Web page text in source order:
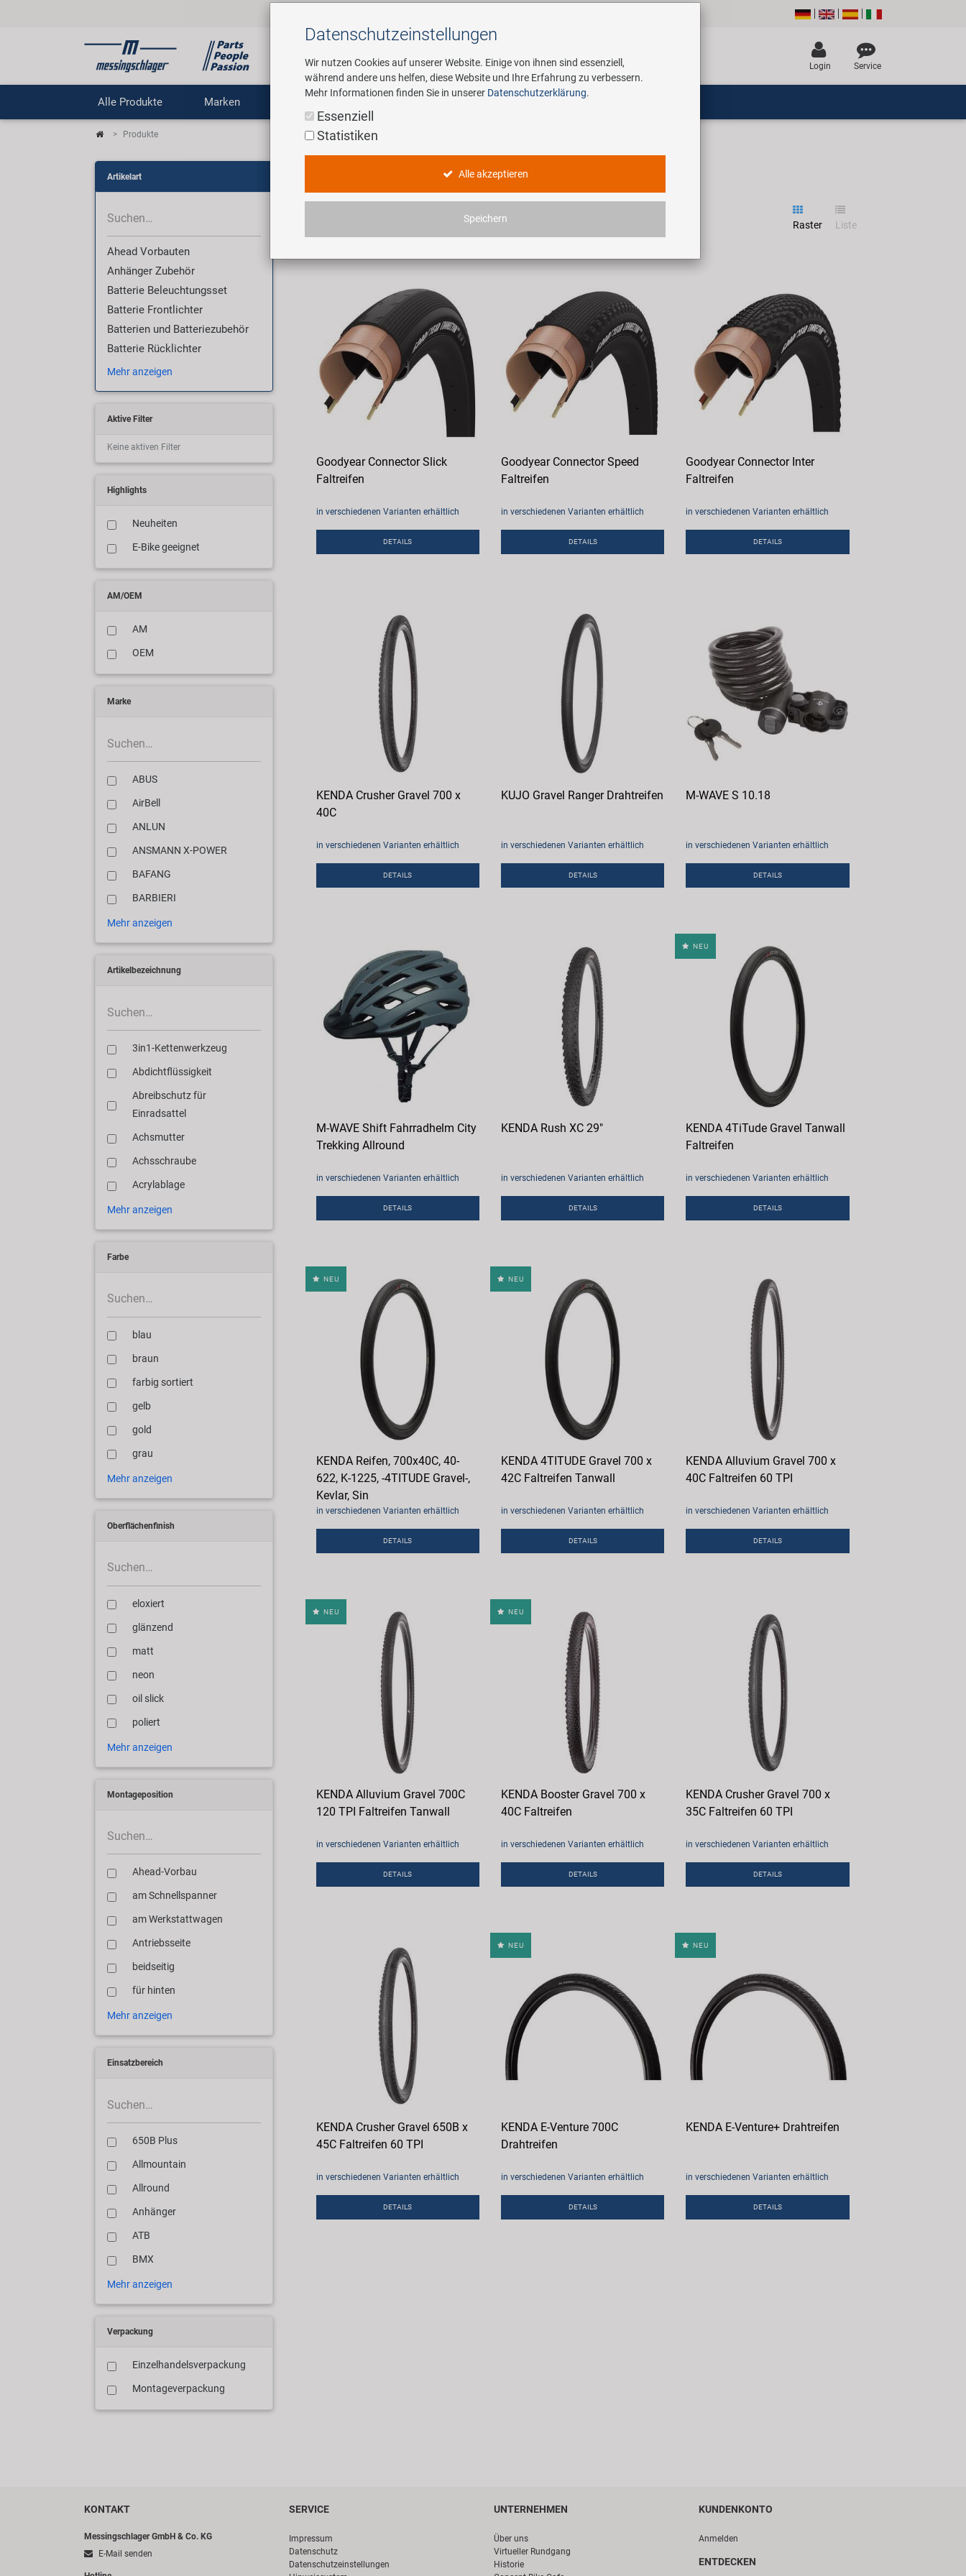
Suchen
Login Service
Alle Produkte Marken
Produkte
Artikelart
Ahead Vorbauten
Anhänger Zubehör
Batterie Beleuchtungsset
Batterie Frontlichter
Batterien und Batteriezubehör
Batterie Rücklichter
Mehr anzeigen
Aktive Filter
Keine aktiven Filter
Highlights
Neuheiten
E-Bike geeignet
AM/OEM
AM
OEM
Marke
ABUS
AirBell
ANLUN
ANSMANN X-POWER
BAFANG
BARBIERI
Mehr anzeigen
Artikelbezeichnung
3in1-Kettenwerkzeug
Abdichtflüssigkeit
Abreibschutz für
Einradsattel
Achsmutter
Achsschraube
Acrylablage
Mehr anzeigen
Farbe
blau
braun
farbig sortiert
gelb
gold
grau
Mehr anzeigen
Oberflächenfinish
eloxiert
glänzend
matt
neon
oil slick
poliert
Mehr anzeigen
Montageposition
Ahead-Vorbau
am Schnellspanner
am Werkstattwagen
Antriebsseite
beidseitig
für hinten
Mehr anzeigen
Einsatzbereich
650B Plus
Allmountain
Allround
Anhänger
ATB
BMX
Mehr anzeigen
Verpackung
Einzelhandelsverpackung
Montageverpackung
Wir haben 3009 Artikel gefunden. Raster Liste
Goodyear Connector Slick
Faltreifen
in verschiedenen Varianten erhältlich
DETAILS
Goodyear Connector Speed
Faltreifen
in verschiedenen Varianten erhältlich
DETAILS
Goodyear Connector Inter
Faltreifen
in verschiedenen Varianten erhältlich
DETAILS
KENDA Crusher Gravel 700 x
40C
in verschiedenen Varianten erhältlich
DETAILS
KUJO Gravel Ranger Drahtreifen
in verschiedenen Varianten erhältlich
DETAILS
M-WAVE S 10.18
in verschiedenen Varianten erhältlich
DETAILS
M-WAVE Shift Fahrradhelm City
Trekking Allround
in verschiedenen Varianten erhältlich
DETAILS
KENDA Rush XC 29"
in verschiedenen Varianten erhältlich
DETAILS
NEU
KENDA 4TiTude Gravel Tanwall
Faltreifen
in verschiedenen Varianten erhältlich
DETAILS
NEU
KENDA Reifen, 700x40C, 40-
622, K-1225, -4TITUDE Gravel-,
Kevlar, Sin
in verschiedenen Varianten erhältlich
DETAILS
NEU
KENDA 4TITUDE Gravel 700 x
42C Faltreifen Tanwall
in verschiedenen Varianten erhältlich
DETAILS
KENDA Alluvium Gravel 700 x
40C Faltreifen 60 TPI
in verschiedenen Varianten erhältlich
DETAILS
NEU
KENDA Alluvium Gravel 700C
120 TPI Faltreifen Tanwall
in verschiedenen Varianten erhältlich
DETAILS
NEU
KENDA Booster Gravel 700 x
40C Faltreifen
in verschiedenen Varianten erhältlich
DETAILS
KENDA Crusher Gravel 700 x
35C Faltreifen 60 TPI
in verschiedenen Varianten erhältlich
DETAILS
KENDA Crusher Gravel 650B x
45C Faltreifen 60 TPI
in verschiedenen Varianten erhältlich
DETAILS
NEU
KENDA E-Venture 700C
Drahtreifen
in verschiedenen Varianten erhältlich
DETAILS
NEU
KENDA E-Venture+ Drahtreifen
in verschiedenen Varianten erhältlich
DETAILS
KONTAKT
Messingschlager GmbH & Co. KG
E-Mail senden
SERVICE
Impressum
Datenschutz
Datenschutzeinstellungen
UNTERNEHMEN
Über uns
Virtueller Rundgang
Historie
KUNDENKONTO
Anmelden
ENTDECKEN
Datenschutz­einstellungen
Wir nutzen Cookies auf unserer Website. Einige von ihnen sind essenziell,
während andere uns helfen, diese Website und Ihre Erfahrung zu verbessern.
Mehr Informationen finden Sie in unserer Datenschutzerklärung.
Essenziell
Statistiken
Alle akzeptieren
Speichern